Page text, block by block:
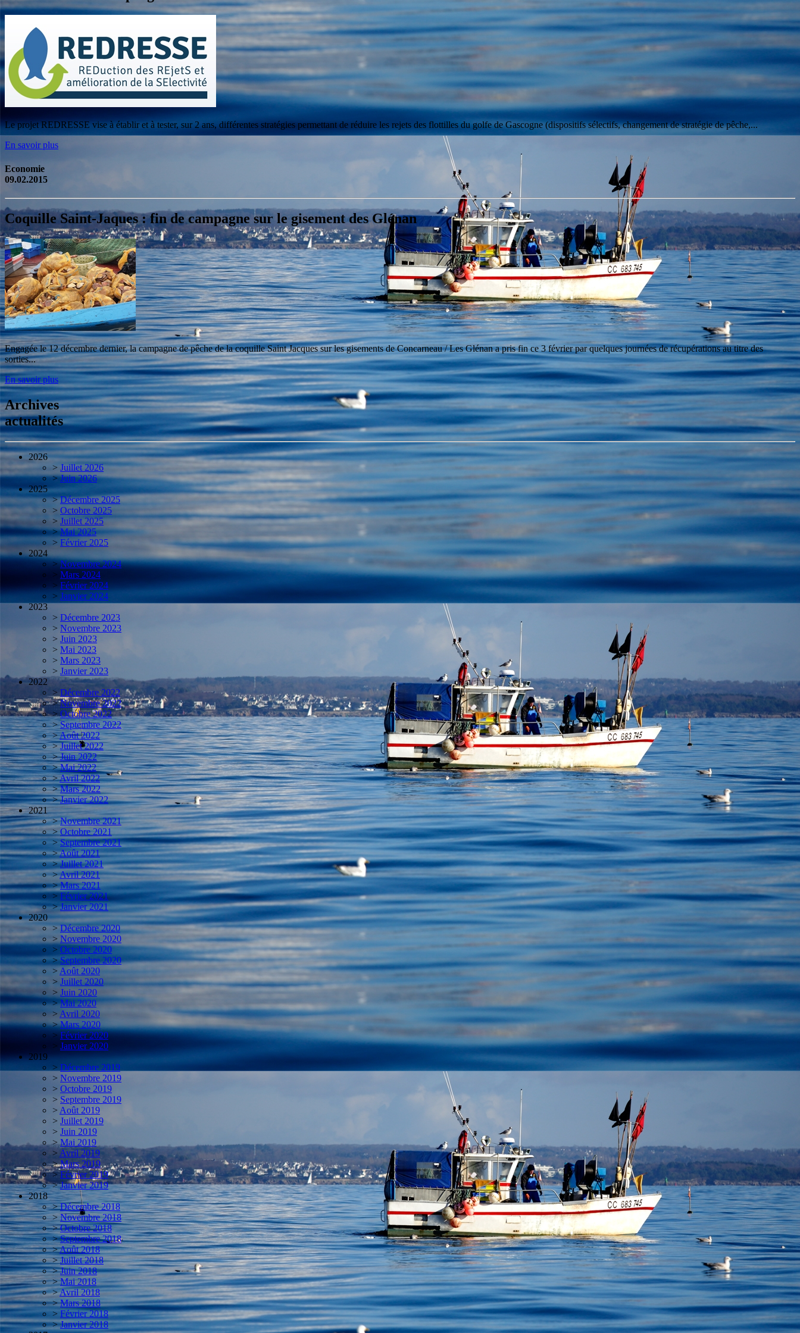
Le projet REDRESSE vise à établir et à tester, sur 2 ans, différentes stratégies permettant de réduire les rejets des flottilles du golfe de Gascogne (dispositifs sélectifs, changement de stratégie de pêche,...
En savoir plus
Economie
09.02.2015
Coquille Saint-Jaques : fin de campagne sur le gisement des Glénan
Engagée le 12 décembre dernier, la campagne de pêche de la coquille Saint Jacques sur les gisements de Concarneau / Les Glénan a pris fin ce 3 février par quelques journées de récupérations au titre des
sorties...
En savoir plus
Archives
actualités
2026
> Juillet 2026
> Juin 2026
2025
> Décembre 2025
> Octobre 2025
> Juillet 2025
> Mai 2025
> Février 2025
2024
> Novembre 2024
> Mars 2024
> Février 2024
> Janvier 2024
2023
> Décembre 2023
> Novembre 2023
> Juin 2023
> Mai 2023
> Mars 2023
> Janvier 2023
2022
> Décembre 2022
> Novembre 2022
> Octobre 2022
> Septembre 2022
>Août 2022
> Juillet 2022
> Juin 2022
> Mai 2022
>Avril 2022
> Mars 2022
> Janvier 2022
2021
> Novembre 2021
> Octobre 2021
> Septembre 2021
>Août 2021
> Juillet 2021
>Avril 2021
> Mars 2021
> Février 2021
> Janvier 2021
2020
> Décembre 2020
> Novembre 2020
> Octobre 2020
> Septembre 2020
> Août 2020
> Juillet 2020
> Juin 2020
> Mai 2020
> Avril 2020
> Mars 2020
> Février 2020
> Janvier 2020
2019
> Décembre 2019
> Novembre 2019
> Octobre 2019
> Septembre 2019
> Août 2019
> Juillet 2019
> Juin 2019
> Mai 2019
> Avril 2019
> Mars 2019
> Février 2019
> Janvier 2019
2018
> Décembre 2018
> Novembre 2018
> Octobre 2018
> Septembre 2018
>Août 2018
> Juillet 2018
> Juin 2018
> Mai 2018
>Avril 2018
> Mars 2018
> Février 2018
> Janvier 2018